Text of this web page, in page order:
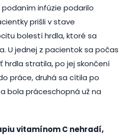
infúzie podarilo
prišli v stave
bolestí hrdla, ktoré sa
U jednej z pacientok sa počas
hrdla stratila, po jej skončení
práce, druhá sa cítila po
bola práceschopná už na
vitamínom C nehradí,